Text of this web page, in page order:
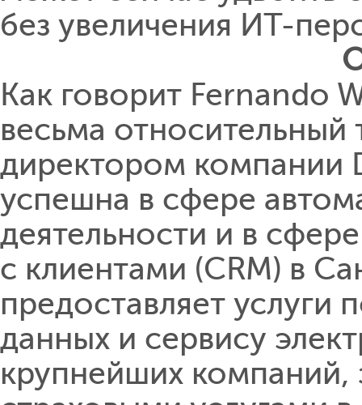
без увеличения ИТ-
Как говорит Fernando
весьма относительный
директором компании
успешна в сфере
деятельности и в
с клиентами (CRM) в
предоставляет услуги
данных и сервису
крупнейших